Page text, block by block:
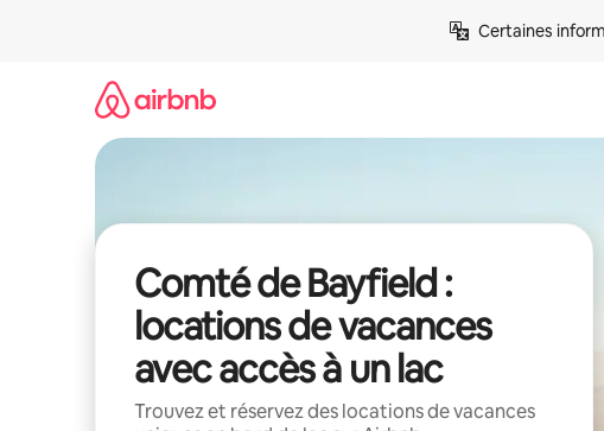
Certaines
Comté de Bayfield :
locations de vacances
avec accès à un lac
Trouvez et réservez des locations de vacances